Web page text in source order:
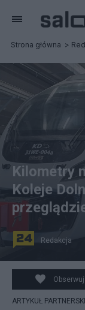
Strona główna
Kilometry
Koleje
Redakcja
ARTYKUŁ